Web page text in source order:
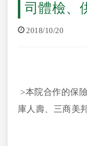
司體檢、
2018/10/20
>本院合作的保
庫人壽、三商美
台灣